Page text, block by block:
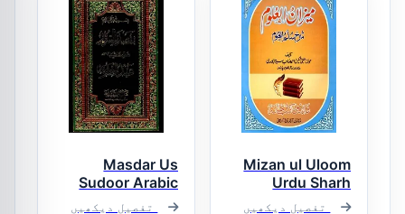
Mizan ul Uloom
Urdu Sharh
Sullam ul Uloom
تفصیل دیکھیں
Masdar Us
Sudoor Arabic
Sharh Mulla
تفصیل دیکھیں